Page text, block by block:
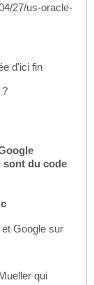
27/us-oracle-
d'ici fin
?
sont du code
et Google sur
qui